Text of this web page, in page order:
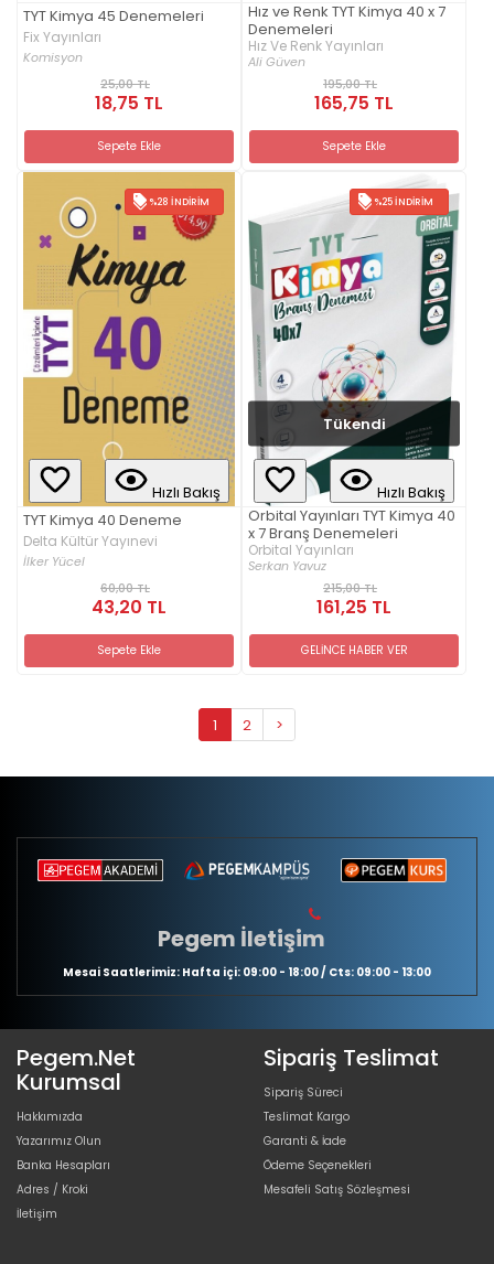
TYT Kimya 45 Denemeleri
Fix Yayınları
Komisyon
25,00 TL
18,75 TL
Sepete Ekle
Hız ve Renk TYT Kimya 40 x 7
Denemeleri
Hız Ve Renk Yayınları
Ali Güven
195,00 TL
165,75 TL
Sepete Ekle
%28 İNDIRIM
Hızlı Bakış
TYT Kimya 40 Deneme
Delta Kültür Yayınevi
İlker Yücel
60,00 TL
43,20 TL
Sepete Ekle
%25 İNDIRIM
Tükendi
Hızlı Bakış
Orbital Yayınları TYT Kimya 40
x 7 Branş Denemeleri
Orbital Yayınları
Serkan Yavuz
215,00 TL
161,25 TL
GELİNCE HABER VER
1 2 >
Pegem İletişim
Mesai Saatlerimiz: Hafta içi: 09:00 - 18:00 / Cts: 09:00 - 13:00
Pegem.Net
Kurumsal
Hakkımızda
Yazarımız Olun
Banka Hesapları
Adres / Kroki
İletişim
Sipariş Teslimat
Sipariş Süreci
Teslimat Kargo
Garanti & İade
Ödeme Seçenekleri
Mesafeli Satış Sözleşmesi